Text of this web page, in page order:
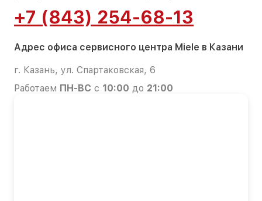
+7 (843) 254-68-13
Адрес офиса сервисного центра Miele в Казани
г. Казань, ул. Спартаковская, 6
Работаем ПН-ВС с 10:00 до 21:00